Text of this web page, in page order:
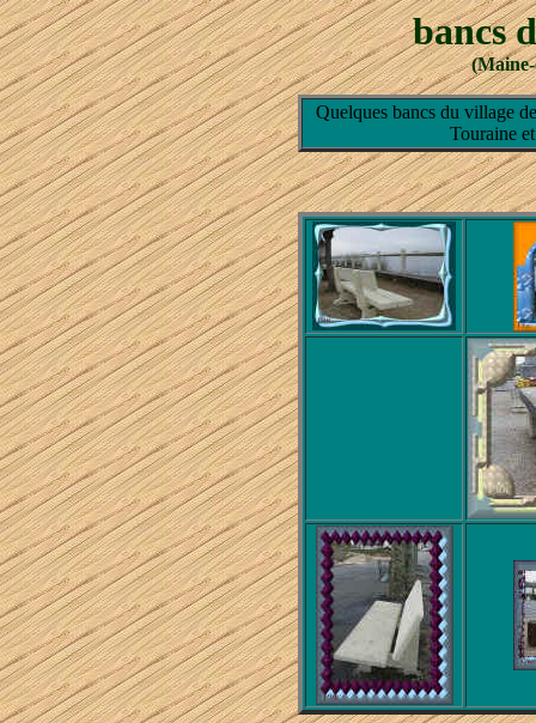
bancs
Quelques bancs du village
Touraine